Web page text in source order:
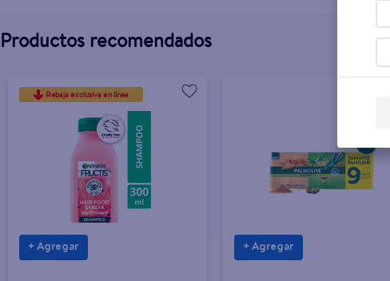
Productos recomendados
Rebaja exclusiva en línea
+ Agregar + Agregar